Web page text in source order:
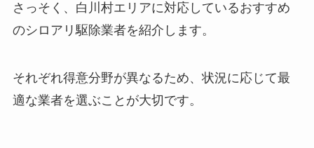
さっそく、白川村エリアに対応しているおすすめ
のシロアリ駆除業者を紹介します。
それぞれ得意分野が異なるため、状況に応じて最
適な業者を選ぶことが大切です。